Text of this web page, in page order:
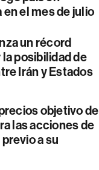
el mes de julio
un récord
posibilidad de
Irán y Estados
objetivo de
las acciones de
a su